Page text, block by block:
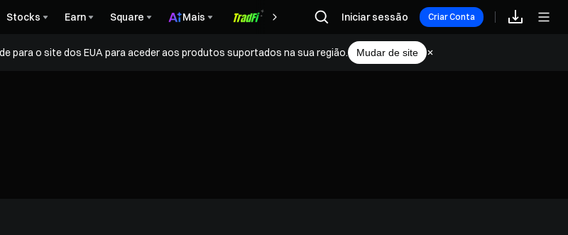
Stocks Earn Square Mais Recompensas
Iniciar sessão Criar Conta
para o site dos EUA para aceder aos produtos suportados na sua região. Mudar de site